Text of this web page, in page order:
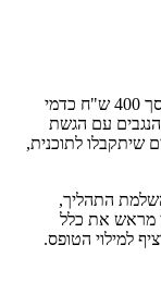
בעת הכניסה לטופס ההרשמה יופיע חיוב בסך 400 ש"ח כדמי
עם הגשת
שיתקבלו לתוכנית,
התהליך,
מראש את כלל
למילוי הטופס.